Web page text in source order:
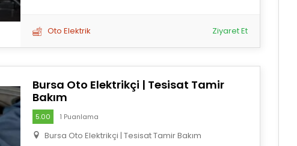
Oto Elektrik Ziyaret Et
Bursa Oto Elektrikçi | Tesisat Tamir
Bakım
5.00 1 Puanlama
Bursa Oto Elektrikçi | Tesisat Tamir Bakım